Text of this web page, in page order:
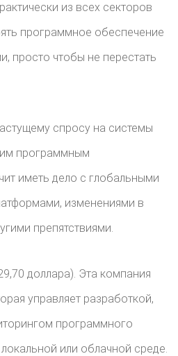
из всех секторов
программное обеспечение
просто чтобы не перестать
спросу на системы
программным
иметь дело с глобальными
изменениями в
препятствиями.
доллара). Эта компания
управляет разработкой,
программного
или облачной среде.